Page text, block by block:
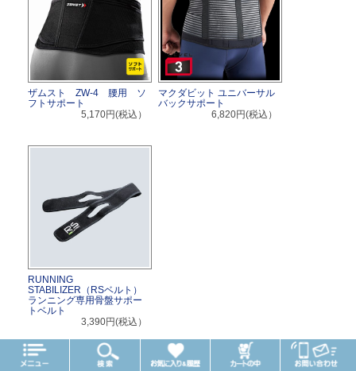
ザムスト ZW-4 腰用 ソ
フトサポート
5,170円(税込）
マクダビット ユニバーサル
バックサポート
6,820円(税込）
RUNNING
STABILIZER（RSベルト）
ランニング専用骨盤サポー
トベルト
3,390円(税込）